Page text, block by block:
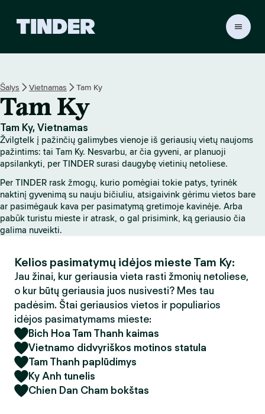
R
r
i
n
n
i
s
Šalys Vietnamas Tam Ky
Tam Ky
Tam Ky, Vietnamas
Žvilgtelk į pažinčių galimybes vienoje iš geriausių vietų naujoms
pažintims: tai Tam Ky. Nesvarbu, ar čia gyveni, ar planuoji
apsilankyti, per TINDER surasi daugybę vietinių netoliese.
Per TINDER rask žmogų, kurio pomėgiai tokie patys, tyrinėk
naktinį gyvenimą su nauju bičiuliu, atsigaivink gėrimu vietos bare
ar pasimėgauk kava per pasimatymą gretimoje kavinėje. Arba
pabūk turistu mieste ir atrask, o gal prisimink, ką geriausio čia
galima nuveikti.
Kelios pasimatymų idėjos mieste Tam Ky:
Jau žinai, kur geriausia vieta rasti žmonių netoliese,
o kur būtų geriausia juos nusivesti? Mes tau
padėsim. Štai geriausios vietos ir populiarios
idėjos pasimatymams mieste:
Bich Hoa Tam Thanh kaimas
Vietnamo didvyriškos motinos statula
Tam Thanh paplūdimys
Ky Anh tunelis
Chien Dan Cham bokštas